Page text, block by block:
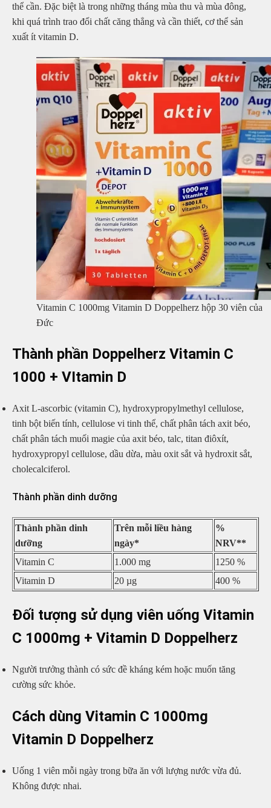
thể cần. Đặc biệt là trong những tháng mùa thu và mùa đông,
khi quá trình trao đổi chất căng thẳng và cần thiết, cơ thể sản
xuất ít vitamin D.
Vitamin C 1000mg Vitamin D Doppelherz hộp 30 viên của
Đức
Thành phần Doppelherz Vitamin C
1000 + VItamin D
Axit L-ascorbic (vitamin C), hydroxypropylmethyl cellulose,
tinh bột biến tính, cellulose vi tinh thể, chất phân tách axit béo,
chất phân tách muối magie của axit béo, talc, titan điôxít,
hydroxypropyl cellulose, dầu dừa, màu oxit sắt và hydroxit sắt,
cholecalciferol.
Thành phần dinh dưỡng
Thành phần dinh
dưỡng
Trên mỗi liều hàng
ngày*
%
NRV**
Vitamin C
1.000 mg
1250 %
Vitamin D
20 µg 400 %
Đối tượng sử dụng viên uống Vitamin
C 1000mg + Vitamin D Doppelherz
Người trưởng thành có sức đề kháng kém hoặc muốn tăng
cường sức khỏe.
Cách dùng Vitamin C 1000mg
Vitamin D Doppelherz
Uống 1 viên mỗi ngày trong bữa ăn với lượng nước vừa đủ.
Không được nhai.